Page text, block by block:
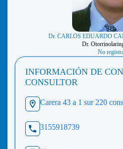
Dr. CARLOS EDUARDO
Dr.
No
INFORMACIÓN DE
CONSULTOR
Carera 43 a 1 sur 220
3155918739